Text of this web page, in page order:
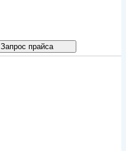
Запрос прайса